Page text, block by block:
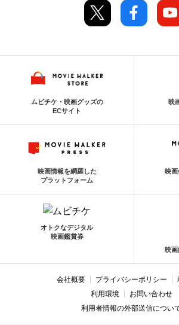
ムビチケ・映画グッズの
ECサイト
映
映画情報を網羅した
プラットフォーム
映画
オトクなデジタル
映画鑑賞券
映画
会社概要 プライバシーポリシー
利用環境
お問い合わせ
利用者情報の外部送信につい